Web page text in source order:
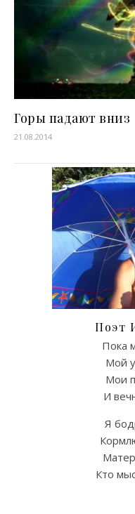
Горы падают вниз
21.08.2014
Поэт
Пока
Мой
Мои
И
Я
Кто